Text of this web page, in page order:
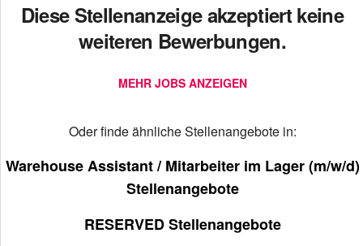
Diese Stellenanzeige akzeptiert keine
weiteren Bewerbungen.
MEHR JOBS ANZEIGEN
Oder finde ähnliche Stellenangebote in:
Warehouse Assistant / Mitarbeiter im Lager (m/w/d)
Stellenangebote
RESERVED Stellenangebote